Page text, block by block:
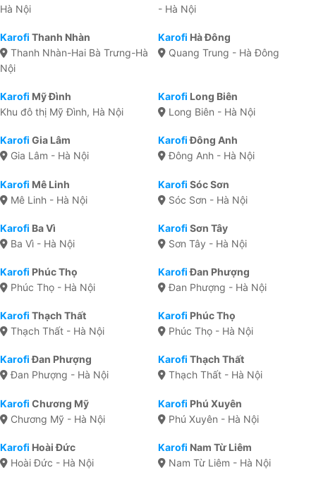
Hà Nội
- Hà Nội
Karofi Thanh Nhàn
Thanh Nhàn-Hai Bà Trưng-Hà
Nội
Karofi Hà Đông
Quang Trung - Hà Đông
Karofi Mỹ Đình
Khu đô thị Mỹ Đình, Hà Nội
Karofi Long Biên
Long Biên - Hà Nội
Karofi Gia Lâm
Gia Lâm - Hà Nội
KarofiĐông Anh
Đông Anh - Hà Nội
Karofi Mê Linh
Mê Linh - Hà Nội
Karofi Sóc Sơn
Sóc Sơn - Hà Nội
Karofi Ba Vì
Ba Vì - Hà Nội
Karofi Sơn Tây
Sơn Tây - Hà Nội
Karofi Phúc Thọ
Phúc Thọ - Hà Nội
KarofiĐan Phượng
Đan Phượng - Hà Nội
Karofi Thạch Thất
Thạch Thất - Hà Nội
Karofi Phúc Thọ
Phúc Thọ - Hà Nội
KarofiĐan Phượng
Đan Phượng - Hà Nội
Karofi Thạch Thất
Thạch Thất - Hà Nội
Karofi Chương Mỹ
Chương Mỹ - Hà Nội
Karofi Phú Xuyên
Phú Xuyên - Hà Nội
Karofi Hoài Đức
Hoài Đức - Hà Nội
Karofi Nam Từ Liêm
Nam Từ Liêm - Hà Nội